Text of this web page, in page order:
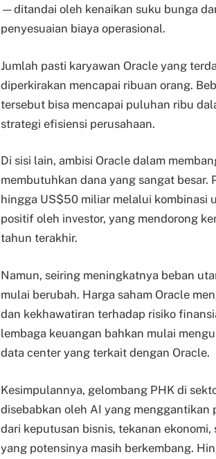
—ditandai oleh kenaikan suku bunga
penyesuaian biaya operasional.
Jumlah pasti karyawan Oracle yang
diperkirakan mencapai ribuan orang.
tersebut bisa mencapai puluhan ribu
strategi efisiensi perusahaan.
Di sisi lain, ambisi Oracle dalam
membutuhkan dana yang sangat
hingga US$50 miliar melalui kombinasi
positif oleh investor, yang mendorong
tahun terakhir.
Namun, seiring meningkatnya beban
mulai berubah. Harga saham Oracle
dan kekhawatiran terhadap risiko
lembaga keuangan bahkan mulai
data center yang terkait dengan Oracle.
Kesimpulannya, gelombang PHK di
disebabkan oleh AI yang menggantikan
dari keputusan bisnis, tekanan
yang potensinya masih berkembang.